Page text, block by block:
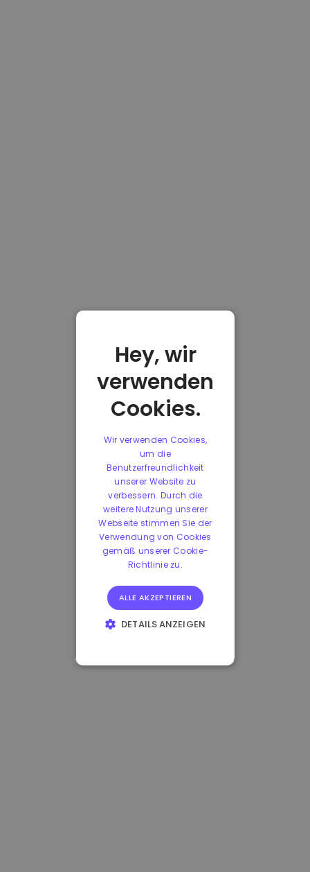
Hey, wir
verwenden
Cookies.
Wir verwenden Cookies,
um die
Benutzerfreundlichkeit
unserer Website zu
verbessern. Durch die
weitere Nutzung unserer
Webseite stimmen Sie der
Verwendung von Cookies
gemäß unserer Cookie-
Richtlinie zu.
ALLE AKZEPTIEREN
DETAILS ANZEIGEN